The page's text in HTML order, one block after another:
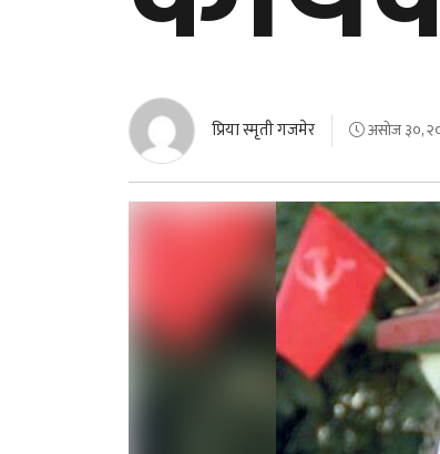
प्रिया स्मृती गजमेर असोज ३०,